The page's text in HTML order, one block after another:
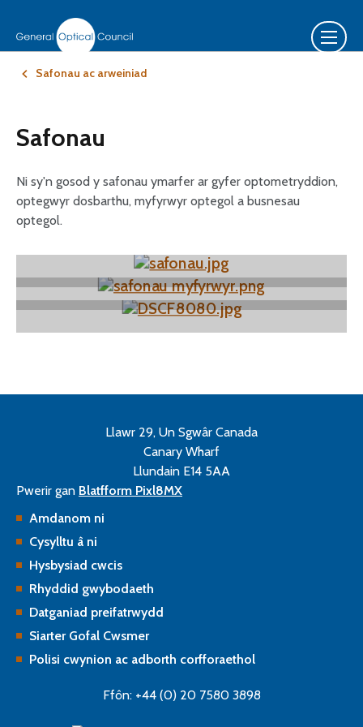
Safonau ac arweiniad
Safonau
Ni sy'n gosod y safonau ymarfer ar gyfer optometryddion,
optegwyr dosbarthu, myfyrwyr optegol a busnesau
optegol.
Safonau Ymarfer ar gyfer optometryddion ac
optegwyr dosbarthu
Safonau ar gyfer Myfyrwyr Optegol
Llawr 29, Un Sgwâr Canada
Canary Wharf
Llundain E14 5AA
Pwerir gan Blatfform Pixl8MX
Amdanom ni
Cysylltu â ni
Hysbysiad cwcis
Rhyddid gwybodaeth
Datganiad preifatrwydd
Siarter Gofal Cwsmer
Polisi cwynion ac adborth corfforaethol
Ffôn: +44 (0) 20 7580 3898